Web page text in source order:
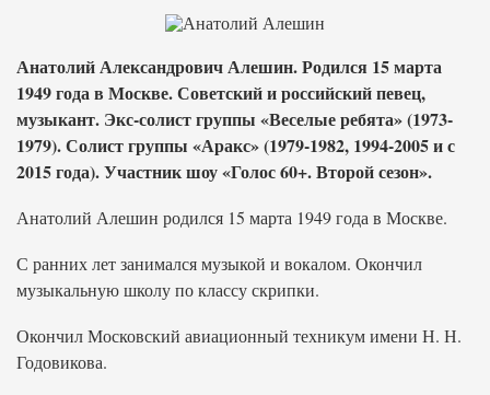
Анатолий Александрович Алешин. Родился 15 марта
1949 года в Москве. Советский и российский певец,
музыкант. Экс-солист группы «Веселые ребята» (1973-
1979). Солист группы «Аракс» (1979-1982, 1994-2005 и с
2015 года). Участник шоу «Голос 60+. Второй сезон».
Анатолий Алешин родился 15 марта 1949 года в Москве.
С ранних лет занимался музыкой и вокалом. Окончил
музыкальную школу по классу скрипки.
Окончил Московский авиационный техникум имени Н. Н.
Годовикова.